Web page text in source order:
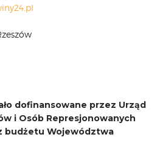
dofinansowane przez Urząd
i Osób Represjonowanych
budżetu Województwa